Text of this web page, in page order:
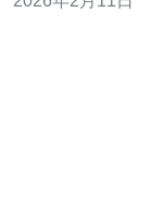
状、面临的挑战以及未来